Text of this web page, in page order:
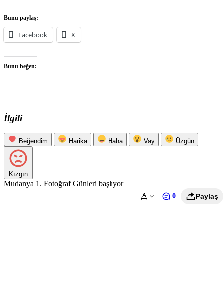
Bunu paylaş:
Facebook X
Bunu beğen:
İlgili
Beğendim Harika Haha Vay Üzgün
Kızgın
Mudanya 1. Fotoğraf Günleri başlıyor
0 Paylaş